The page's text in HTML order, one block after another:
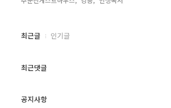
최
과
글
최근글 인기글
최근댓글
공지사항